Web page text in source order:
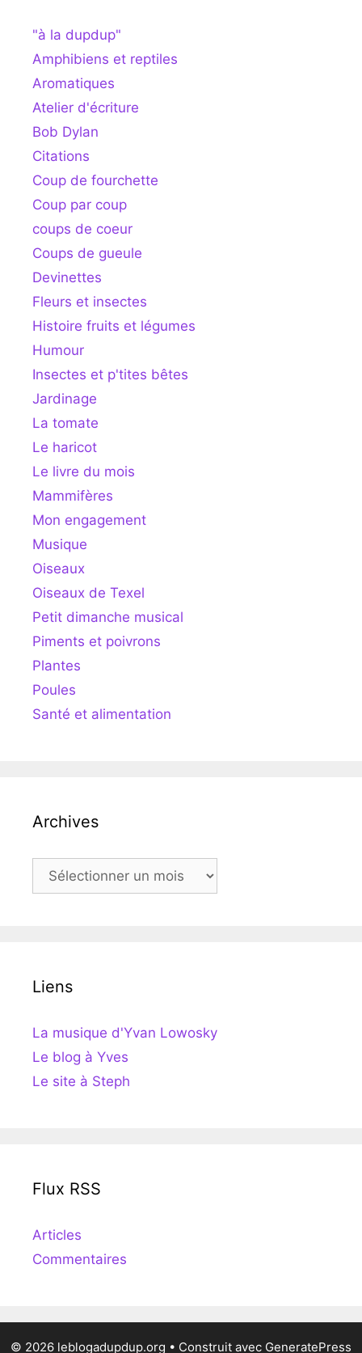
"à la dupdup"
Amphibiens et reptiles
Aromatiques
Atelier d'écriture
Bob Dylan
Citations
Coup de fourchette
Coup par coup
coups de coeur
Coups de gueule
Devinettes
Fleurs et insectes
Histoire fruits et légumes
Humour
Insectes et p'tites bêtes
Jardinage
La tomate
Le haricot
Le livre du mois
Mammifères
Mon engagement
Musique
Oiseaux
Oiseaux de Texel
Petit dimanche musical
Piments et poivrons
Plantes
Poules
Santé et alimentation
Archives
Archives
Liens
La musique d'Yvan Lowosky
Le blog à Yves
Le site à Steph
Flux RSS
Articles
Commentaires
© 2026 leblogadupdup.org • Construit avec GeneratePress